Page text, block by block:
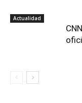
Actualidad